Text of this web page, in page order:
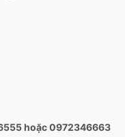
hoặc 0972346663